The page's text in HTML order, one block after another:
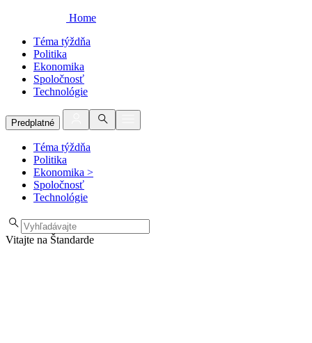
Home
Téma týždňa
Politika
Ekonomika
Spoločnosť
Technológie
Predplatné
Téma týždňa
Politika
Ekonomika >
Spoločnosť
Technológie
Vitajte na Štandarde